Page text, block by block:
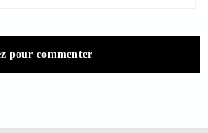
pour commenter